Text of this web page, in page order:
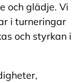
och glädje. Vi
i turneringar
och styrkan i